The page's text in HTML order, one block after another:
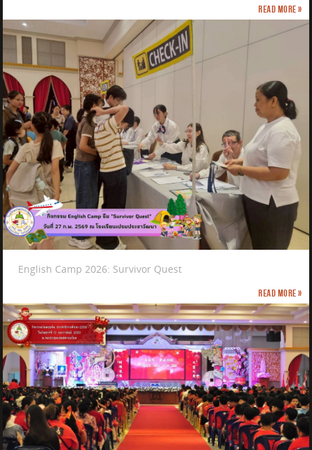
Read more »
English Camp 2026: Survivor Quest
Read more »